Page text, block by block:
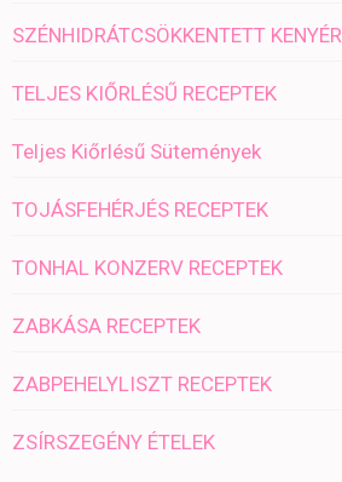
SZÉNHIDRÁTCSÖKKENTETT KENYÉR
TELJES KIŐRLÉSŰ RECEPTEK
Teljes Kiőrlésű Sütemények
TOJÁSFEHÉRJÉS RECEPTEK
TONHAL KONZERV RECEPTEK
ZABKÁSA RECEPTEK
ZABPEHELYLISZT RECEPTEK
ZSÍRSZEGÉNY ÉTELEK